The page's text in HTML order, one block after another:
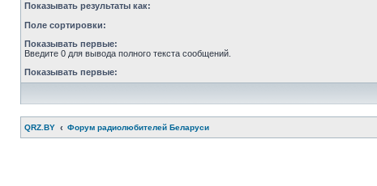
Показывать результаты как:
Поле сортировки:
Показывать первые:
Введите 0 для вывода полного текста сообщений.
Показывать первые:
QRZ.BY Форум радиолюбителей Беларуси